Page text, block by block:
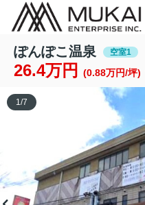
ぽんぽこ温泉 空室1
26.4万円 (0.88万円/坪)
1/7